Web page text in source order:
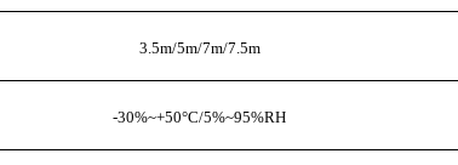
3.5m/5m/7m/7.5m
-30%~+50°C/5%~95%RH